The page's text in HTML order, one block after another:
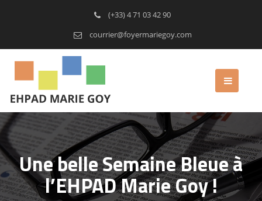
(+33) 4 71 03 42 90
courrier@foyermariegoy.com
Une belle Semaine Bleue à
l’EHPAD Marie Goy !